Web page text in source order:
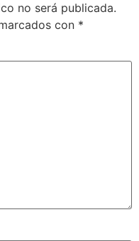
no será publicada.
con *